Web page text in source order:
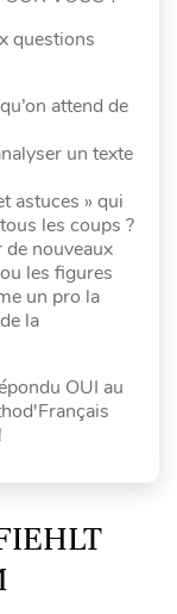
questions
attend de
un texte
astuces » qui
les coups ?
nouveaux
les figures
un pro la
la
OUI au